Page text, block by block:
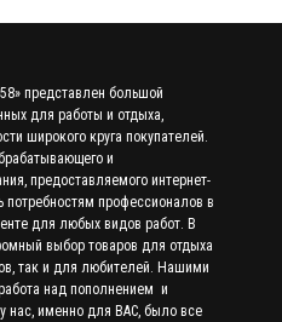
представлен большой
для работы и отдыха,
широкого круга покупателей.
и
предоставляемого интернет-
потребностям профессионалов в
для любых видов работ. В
выбор товаров для отдыха
так и для любителей. Нашими
над пополнением и
нас, именно для ВАС, было все